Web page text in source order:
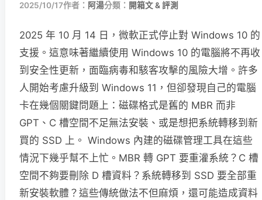
2025/10/17作者： 阿湯分類： 開箱文 & 評測
2025 年 10 月 14 日，微軟正式停止對 Windows 10 的
支援。這意味著繼續使用 Windows 10 的電腦將不再收
到安全性更新，面臨病毒和駭客攻擊的風險大增。許多
人開始考慮升級到 Windows 11，但卻發現自己的電腦
卡在幾個關鍵問題上：磁碟格式是舊的 MBR 而非
GPT、C 槽空間不足無法安裝、或是想把系統轉移到新
買的 SSD 上。 Windows 內建的磁碟管理工具在這些
情況下幾乎幫不上忙。MBR 轉 GPT 要重灌系統？C 槽
空間不夠要刪除 D 槽資料？系統轉移到 SSD 要全部重
新安裝軟體？這些傳統做法不但麻煩，還可能造成資料